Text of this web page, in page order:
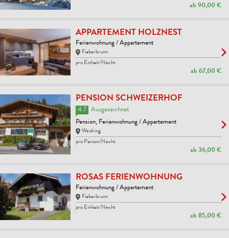
ab 90,00 €
APPARTEMENT HOLZNEST
Ferienwohnung / Appartement
Fieberbrunn
pro Einheit/Nacht
ab 67,00 €
PENSION SCHWEIZERHOF
4.7
Ausgezeichnet
Pension, Ferienwohnung / Appartement
Waidring
pro Person/Nacht
ab 36,00 €
ROSAS FERIENWOHNUNG
Ferienwohnung / Appartement
Fieberbrunn
pro Einheit/Nacht
ab 85,00 €